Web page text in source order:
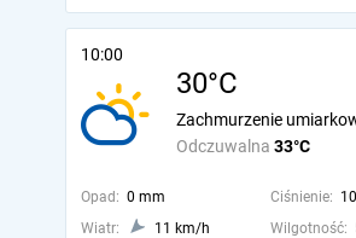
10:00
30°C
Odczuwalna 33°C
Zachmurzenie
Opad: 0 mm Ciśnienie:
Wiatr:
11 km/h Wilgotność: